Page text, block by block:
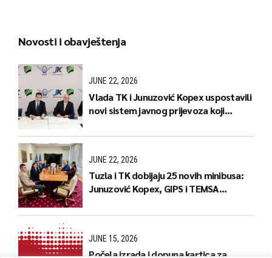
Novosti i obavještenja
JUNE 22, 2026
Vlada TK i Junuzović Kopex uspostavili
novi sistem javnog prijevoza koji
JUNE 22, 2026
Tuzla i TK dobijaju 25 novih minibusa:
Junuzović Kopex, GIPS i TEMSA
JUNE 15, 2026
Počela izrada i dopuna kartica za